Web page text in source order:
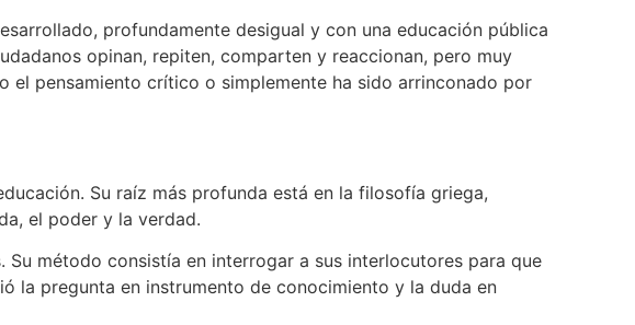
profundamente desigual y con una educación pública
opinan, repiten, comparten y reaccionan, pero muy
el pensamiento crítico o simplemente ha sido arrinconado por
Su raíz más profunda está en la filosofía griega,
el poder y la verdad.
método consistía en interrogar a sus interlocutores para que
la pregunta en instrumento de conocimiento y la duda en